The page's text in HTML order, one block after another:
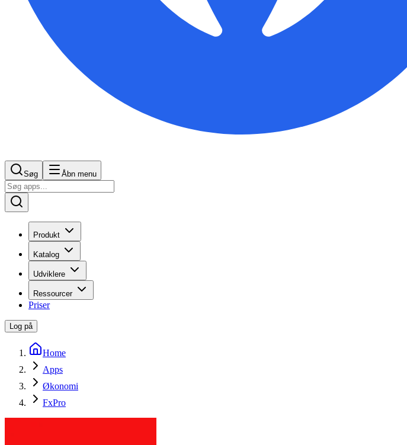
Søg Åbn menu
Produkt
Katalog
Udviklere
Ressourcer
Priser
Log på
Home
Apps
Økonomi
FxPro